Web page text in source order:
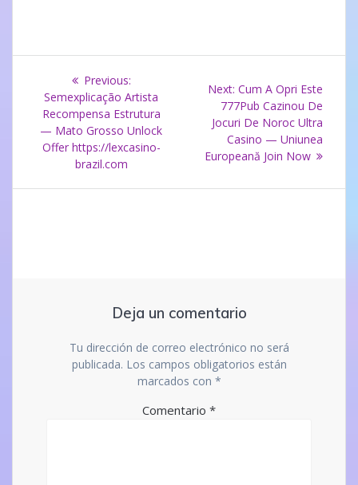
Navegación
entradas
Previous:Previous
post:
Semexplicação Artista
Recompensa Estrutura
— Mato Grosso Unlock
Offer https://lexcasino-
brazil.com
Next: Next
post:
Cum A Opri Este
777Pub Cazinou De
Jocuri De Noroc Ultra
Casino — Uniunea
Europeană Join Now
Deja un comentario
Tu dirección de correo electrónico no será
publicada. Los campos obligatorios están
marcados con *
Comentario *